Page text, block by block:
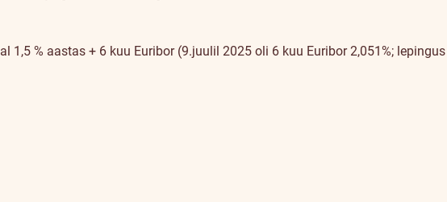
1,5 % aastas + 6 kuu Euribor (9.juulil 2025 oli 6 kuu Euribor 2,051%;